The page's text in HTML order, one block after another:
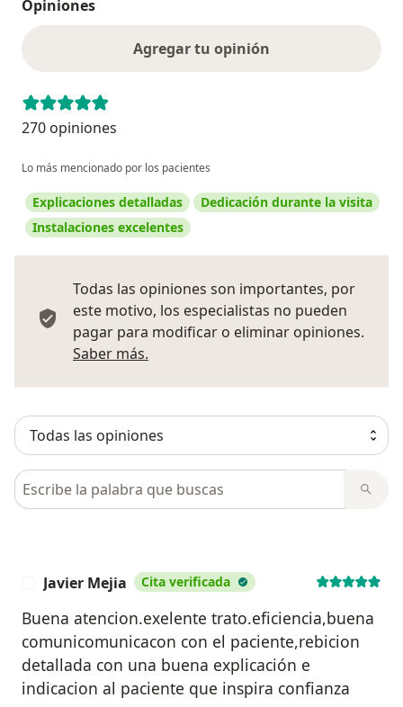
Opiniones
Agregar tu opinión
270 opiniones
Lo más mencionado por los pacientes
Explicaciones detalladas
Dedicación durante la visita
Instalaciones excelentes
Todas las opiniones son importantes, por
este motivo, los especialistas no pueden
pagar para modificar o eliminar opiniones.
Saber más.
Busca en opiniones
Javier Mejia Cita verificada
Buena atencion.exelente trato.eficiencia,buena
comunicomunicacon con el paciente,rebicion
detallada con una buena explicación e
indicacion al paciente que inspira confianza